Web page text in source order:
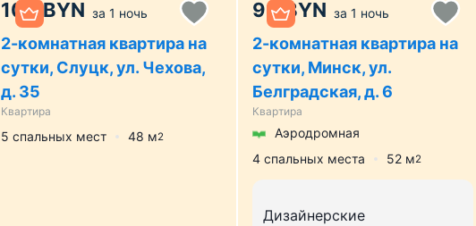
100 BYN за 1 ночь
2-комнатная квартира на
сутки, Слуцк, ул. Чехова,
д. 35
Квартира
5 спальных мест 48 м2
99 BYN за 1 ночь
2-комнатная квартира на
сутки, Минск, ул.
Белградская, д. 6
Квартира
Аэродромная
4 спальных места
52м2
Дизайнерские